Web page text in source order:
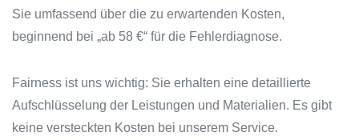
Sie umfassend über die zu erwartenden Kosten,
beginnend bei „ab 58 €“ für die Fehlerdiagnose.
Fairness ist uns wichtig: Sie erhalten eine detaillierte
Aufschlüsselung der Leistungen und Materialien. Es gibt
keine versteckten Kosten bei unserem Service.